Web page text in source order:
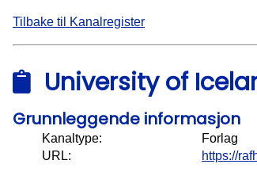
Tilbake til Kanalregister
University of
Grunnleggende informasjon
Kanaltype:
Forlag
URL:
https://